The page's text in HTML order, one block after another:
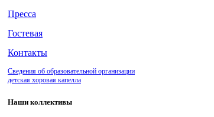
Пресса
Гостевая
Контакты
Сведения об образовательной организации
детская хоровая капелла
Наши коллективы